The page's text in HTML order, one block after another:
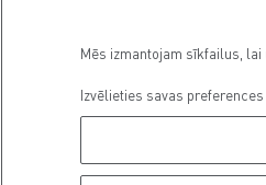
Mēs izmantojam sīkfailus,
Izvēlieties savas preferences